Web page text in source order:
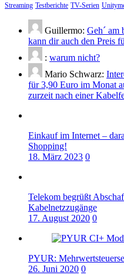
Streaming Testberichte TV-Serien
Guillermo: Geh´ am
kann dir auch den Preis
: warum nicht?
Mario Schwarz:
für 3,90 Euro im Monat
zurzeit nach einer
Einkauf im Internet –
Shopping!
18. März 2023 0
Telekom begrüßt
Kabelnetzzugänge
17. August 2020 0
PYUR:
26. Juni 2020 0